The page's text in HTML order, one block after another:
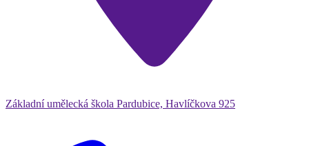
Základní umělecká škola Pardubice, Havlíčkova 925